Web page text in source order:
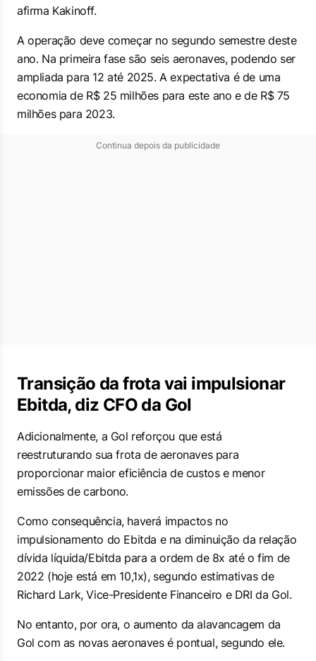
afirma Kakinoff.
A operação deve começar no segundo semestre deste
ano. Na primeira fase são seis aeronaves, podendo ser
ampliada para 12 até 2025. A expectativa é de uma
economia de R$ 25 milhões para este ano e de R$ 75
milhões para 2023.
Continua depois da publicidade
Transição da frota vai impulsionar
Ebitda, diz CFO da Gol
Adicionalmente, a Gol reforçou que está
reestruturando sua frota de aeronaves para
proporcionar maior eficiência de custos e menor
emissões de carbono.
Como consequência, haverá impactos no
impulsionamento do Ebitda e na diminuição da relação
dívida líquida/Ebitda para a ordem de 8x até o fim de
2022 (hoje está em 10,1x), segundo estimativas de
Richard Lark, Vice-Presidente Financeiro e DRI da Gol.
No entanto, por ora, o aumento da alavancagem da
Gol com as novas aeronaves é pontual, segundo ele.